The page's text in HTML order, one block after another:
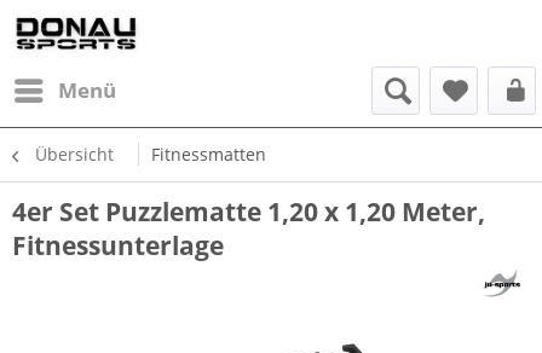
Menü
Übersicht Fitnessmatten
4er Set Puzzlematte 1,20 x 1,20 Meter,
Fitnessunterlage